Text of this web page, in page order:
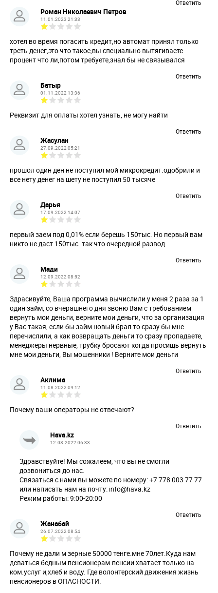
Ответить
Роман Николаевич Петров
11.01.2023 21:33
хотел во время погасить кредит,но автомат принял только
треть денег,это что такое,вы специально вытягиваете
процент что ли,потом требуете,знал бы не связывался
Ответить
Батыр
01.11.2022 13:36
Реквизит для оплаты хотел узнать, не могу найти
Ответить
Жасулан
27.09.2022 05:21
прошол один ден не поступил мой микрокредит.одобрили и
все нету денег на шету не поступил 50 тысяче
Ответить
Дарья
17.09.2022 14:07
первый заем под 0,01% если берешь 150тыс. Но первый вам
никто не даст 150тыс. так что очередной развод
Ответить
Мади
12.09.2022 08:52
Здрасивуйте, Ваша программа вычислили у меня 2 раза за 1
один займ, со вчерашнего дня звоню Вам с требованием
вернуть мои деньги, верните мои деньги, что за организация
у Вас такая, если бы займ новый брал то сразу бы мне
перечислили, а как возвращать деньги то сразу пропадаете,
менеджеры нервные, трубку бросают когда просищь вернуть
мне мои деньги, Вы мошенники ! Верните мои деньги
Ответить
Аклима
11.08.2022 09:12
Почему ваши операторы не отвечают?
Ответить
Hava.kz
12.08.2022 06:33
Здравствуйте! Мы сожалеем, что вы не смогли
дозвониться до нас.
Связаться с нами вы можете по номеру: +7 778 003 77 77
или написать нам на почту: info@hava.kz
Режим работы: 9:00-20:00
Ответить
Жанабай
26.07.2022 08:54
Почему не дали м зерные 50000 тенге.мне 70лет.Куда нам
деваться бедным пенсионерам.пенсии хватает только на
ком.услуг и,хлеб и воду. Где волонтерский движения жизнь
пенсионеров в ОПАСНОСТИ.